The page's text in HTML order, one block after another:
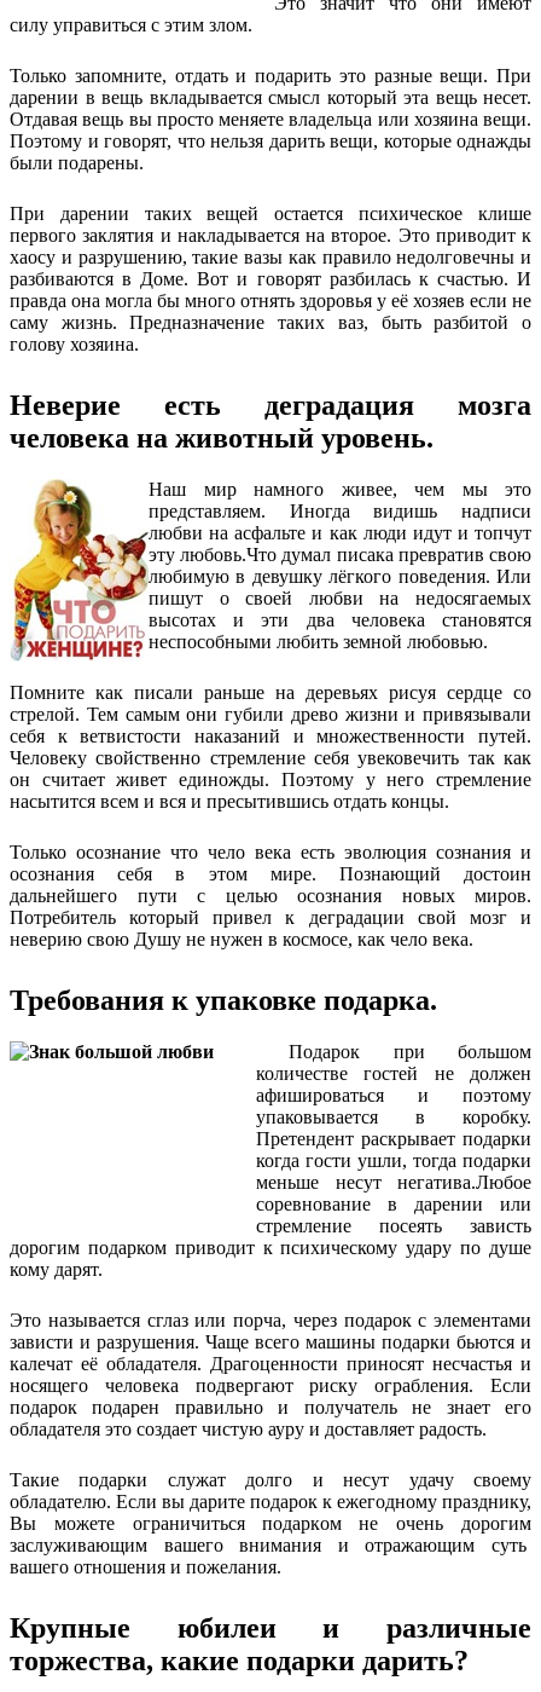
силу управиться с этим злом.
Только запомните, отдать и подарить это разные вещи. При
дарении в вещь вкладывается смысл который эта вещь несет.
Отдавая вещь вы просто меняете владельца или хозяина вещи.
Поэтому и говорят, что нельзя дарить вещи, которые однажды
были подарены.
При дарении таких вещей остается психическое клише
первого заклятия и накладывается на второе. Это приводит к
хаосу и разрушению, такие вазы как правило недолговечны и
разбиваются в Доме. Вот и говорят разбилась к счастью. И
правда она могла бы много отнять здоровья у её хозяев если не
саму жизнь. Предназначение таких ваз, быть разбитой о
голову хозяина.
Неверие есть деградация мозга
человека на животный уровень.
Наш мир намного живее, чем мы это
представляем. Иногда видишь надписи
любви на асфальте и как люди идут и топчут
эту любовь.Что думал писака превратив свою
любимую в девушку лёгкого поведения. Или
пишут о своей любви на недосягаемых
высотах и эти два человека становятся
неспособными любить земной любовью.
Помните как писали раньше на деревьях рисуя сердце со
стрелой. Тем самым они губили древо жизни и привязывали
себя к ветвистости наказаний и множественности путей.
Человеку свойственно стремление себя увековечить так как
он считает живет единожды. Поэтому у него стремление
насытится всем и вся и пресытившись отдать концы.
Только осознание что чело века есть эволюция сознания и
осознания себя в этом мире. Познающий достоин
дальнейшего пути с целью осознания новых миров.
Потребитель который привел к деградации свой мозг и
неверию свою Душу не нужен в космосе, как чело века.
Требования к упаковке подарка.
Подарок при большом
количестве гостей не должен
афишироваться и поэтому
упаковывается в коробку.
Претендент раскрывает подарки
когда гости ушли, тогда подарки
меньше несут негатива.Любое
соревнование в дарении или
стремление посеять зависть
дорогим подарком приводит к психическому удару по душе
кому дарят.
Это называется сглаз или порча, через подарок с элементами
зависти и разрушения. Чаще всего машины подарки бьются и
калечат её обладателя. Драгоценности приносят несчастья и
носящего человека подвергают риску ограбления. Если
подарок подарен правильно и получатель не знает его
обладателя это создает чистую ауру и доставляет радость.
Такие подарки служат долго и несут удачу своему
обладателю. Если вы дарите подарок к ежегодному празднику,
Вы можете ограничиться подарком не очень дорогим
заслуживающим вашего внимания и отражающим суть
вашего отношения и пожелания.
Крупные юбилеи и различные
торжества, какие подарки дарить?